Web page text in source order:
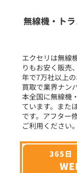
フリ
無線機・ト
エクセリは無線
りもお安く販売
年で7万社以上
買取で業界ナン
本全国に無線機
ています。また
です。アフター
ご利用ください。
365日